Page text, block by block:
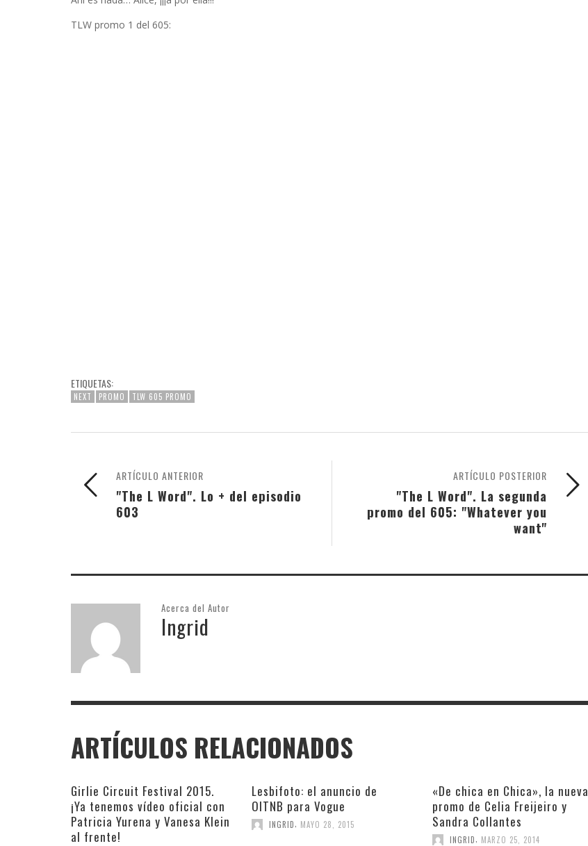
INFIELES
TLW promo 1 del 605:
ETIQUETAS:
NEXT PROMO TLW 605 PROMO
ARTÍCULO POSTERIOR
"The L Word". La segunda
promo del 605: "Whatever you
want"
ARTÍCULO ANTERIOR
"The L Word". Lo + del episodio
603
Acerca del Autor
Ingrid
ARTÍCULOS RELACIONADOS
Girlie Circuit Festival 2015.
¡Ya tenemos vídeo oficial con
Patricia Yurena y Vanesa Klein
al frente!
Lesbifoto: el anuncio de
OITNB para Vogue
INGRID MAYO 28, 2015
«De chica en Chica», la nueva
promo de Celia Freijeiro y
Sandra Collantes
INGRID MARZO 25, 2014